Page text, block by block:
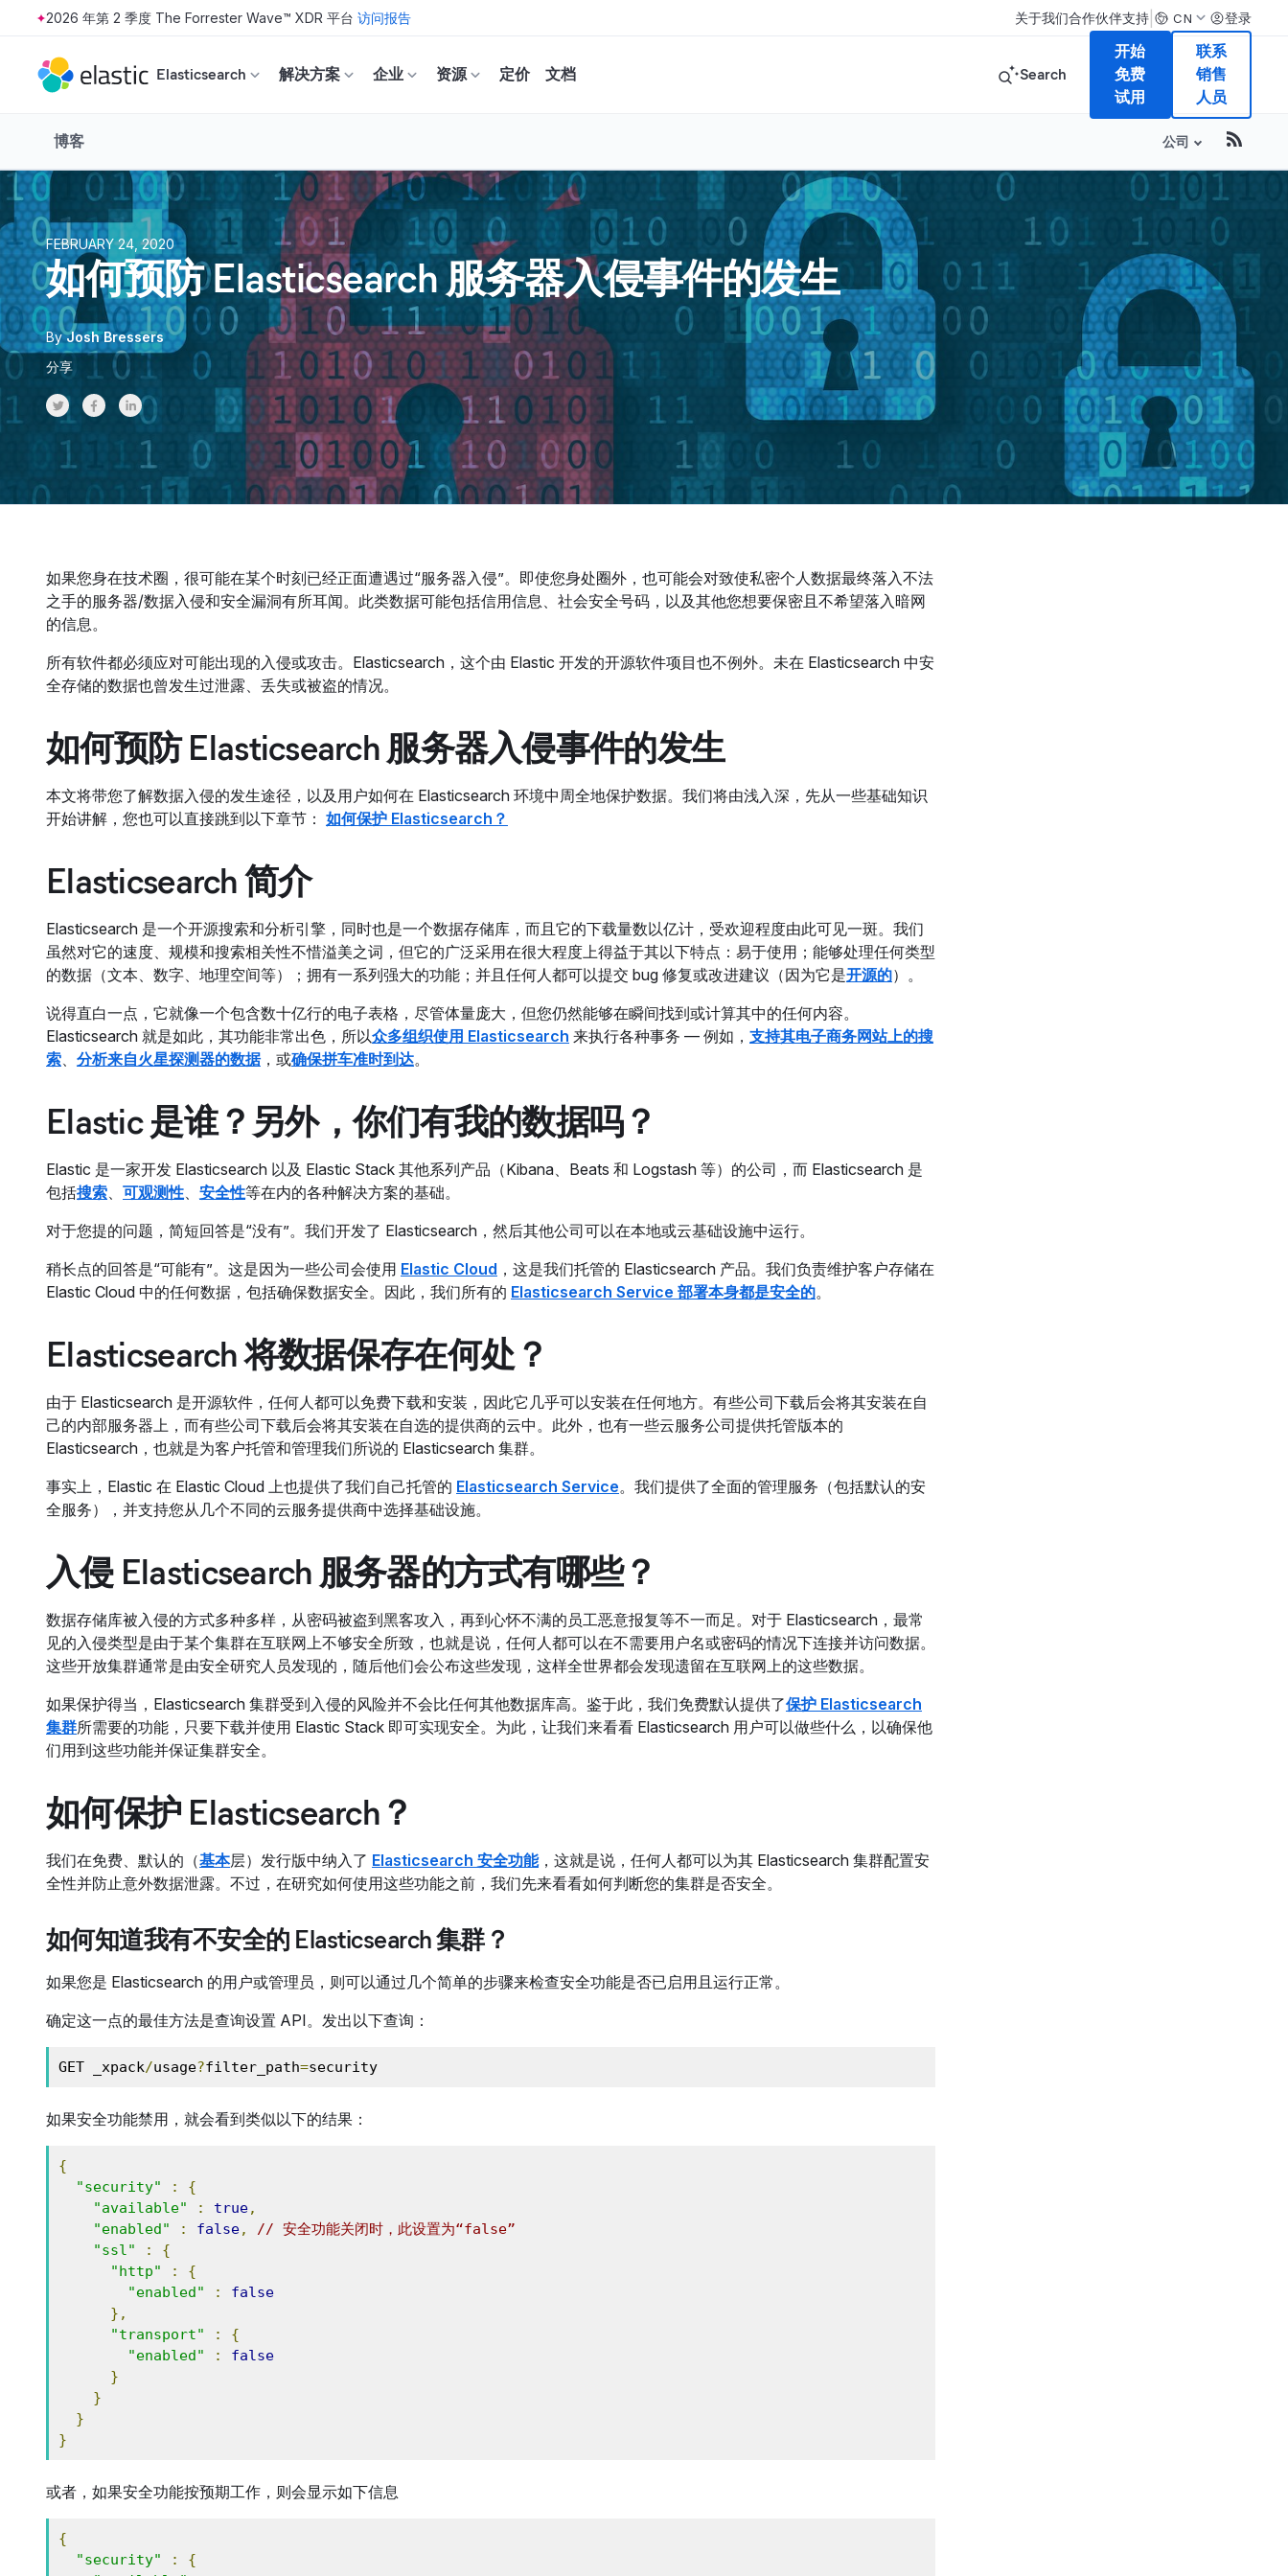
Skip to main content
2026 年第 2 季度 The Forrester Wave™ XDR 平台 访问报告 关于我们合作伙伴支持 CN 登录
Elasticsearch 解决方案 企业 资源 定价 文档 Search
开始
免费
试用
联系
销售
人员
博客 公司
FEBRUARY 24, 2020
如何预防 Elasticsearch 服务器入侵事件的发生
By Josh Bressers
分享
Share on Twitter
Share on Facebook
Share on LinkedInr
如果您身在技术圈，很可能在某个时刻已经正面遭遇过“服务器入侵”。即使您身处圈外，也可能会对致使私密个人数据最终落入不法
之手的服务器/数据入侵和安全漏洞有所耳闻。此类数据可能包括信用信息、社会安全号码，以及其他您想要保密且不希望落入暗网
的信息。
所有软件都必须应对可能出现的入侵或攻击。Elasticsearch，这个由 Elastic 开发的开源软件项目也不例外。未在 Elasticsearch 中安
全存储的数据也曾发生过泄露、丢失或被盗的情况。
如何预防 Elasticsearch 服务器入侵事件的发生
本文将带您了解数据入侵的发生途径，以及用户如何在 Elasticsearch 环境中周全地保护数据。我们将由浅入深，先从一些基础知识
开始讲解，您也可以直接跳到以下章节： 如何保护 Elasticsearch？
Elasticsearch 简介
Elasticsearch 是一个开源搜索和分析引擎，同时也是一个数据存储库，而且它的下载量数以亿计，受欢迎程度由此可见一斑。我们
虽然对它的速度、规模和搜索相关性不惜溢美之词，但它的广泛采用在很大程度上得益于其以下特点：易于使用；能够处理任何类型
的数据（文本、数字、地理空间等）；拥有一系列强大的功能；并且任何人都可以提交 bug 修复或改进建议（因为它是开源的）。
说得直白一点，它就像一个包含数十亿行的电子表格，尽管体量庞大，但您仍然能够在瞬间找到或计算其中的任何内容。
Elasticsearch 就是如此，其功能非常出色，所以众多组织使用 Elasticsearch 来执行各种事务 — 例如， 支持其电子商务网站上的搜
索、 分析来自火星探测器的数据，或确保拼车准时到达。
Elastic 是谁？另外，你们有我的数据吗？
Elastic 是一家开发 Elasticsearch 以及 Elastic Stack 其他系列产品（Kibana、Beats 和 Logstash 等）的公司，而 Elasticsearch 是
包括搜索、 可观测性、 安全性等在内的各种解决方案的基础。
对于您提的问题，简短回答是“没有”。我们开发了 Elasticsearch，然后其他公司可以在本地或云基础设施中运行。
稍长点的回答是“可能有”。这是因为一些公司会使用 Elastic Cloud ，这是我们托管的 Elasticsearch 产品。我们负责维护客户存储在
Elastic Cloud 中的任何数据，包括确保数据安全。因此，我们所有的 Elasticsearch Service 部署本身都是安全的。
Elasticsearch 将数据保存在何处？
由于 Elasticsearch 是开源软件，任何人都可以免费下载和安装，因此它几乎可以安装在任何地方。有些公司下载后会将其安装在自
己的内部服务器上，而有些公司下载后会将其安装在自选的提供商的云中。此外，也有一些云服务公司提供托管版本的
Elasticsearch，也就是为客户托管和管理我们所说的 Elasticsearch 集群。
事实上，Elastic 在 Elastic Cloud 上也提供了我们自己托管的 Elasticsearch Service。我们提供了全面的管理服务（包括默认的安
全服务），并支持您从几个不同的云服务提供商中选择基础设施。
入侵 Elasticsearch 服务器的方式有哪些？
数据存储库被入侵的方式多种多样，从密码被盗到黑客攻入，再到心怀不满的员工恶意报复等不一而足。对于 Elasticsearch，最常
见的入侵类型是由于某个集群在互联网上不够安全所致，也就是说，任何人都可以在不需要用户名或密码的情况下连接并访问数据。
这些开放集群通常是由安全研究人员发现的，随后他们会公布这些发现，这样全世界都会发现遗留在互联网上的这些数据。
如果保护得当，Elasticsearch 集群受到入侵的风险并不会比任何其他数据库高。鉴于此，我们免费默认提供了保护 Elasticsearch
集群所需要的功能，只要下载并使用 Elastic Stack 即可实现安全。为此，让我们来看看 Elasticsearch 用户可以做些什么，以确保他
们用到这些功能并保证集群安全。
如何保护 Elasticsearch？
我们在免费、默认的（基本层）发行版中纳入了 Elasticsearch 安全功能，这就是说，任何人都可以为其 Elasticsearch 集群配置安
全性并防止意外数据泄露。不过，在研究如何使用这些功能之前，我们先来看看如何判断您的集群是否安全。
如何知道我有不安全的 Elasticsearch 集群？
如果您是 Elasticsearch 的用户或管理员，则可以通过几个简单的步骤来检查安全功能是否已启用且运行正常。
确定这一点的最佳方法是查询设置 API。发出以下查询：
GET _xpack/usage?filter_path=security
如果安全功能禁用，就会看到类似以下的结果：
{
"security"
:
{
"available"
: true,
"enabled"
: false,
// 安全功能关闭时，此设置为“false”
"ssl"
:
{
"http"
:
{
"enabled"
:
false
},
"transport"
:
{
"enabled"
:
false
}
}
}
}
或者，如果安全功能按预期工作，则会显示如下信息
{
"security"
:
{